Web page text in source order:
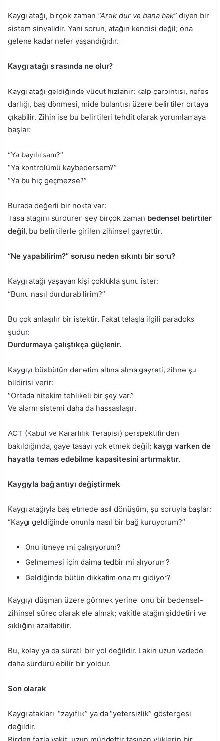
Kaygı atağı, birçok zaman “Artık dur ve bana bak” diyen bir
sistem sinyalidir. Yani sorun, atağın kendisi değil; ona
gelene kadar neler yaşandığıdır.
Kaygı atağı sırasında ne olur?
Kaygı atağı geldiğinde vücut hızlanır: kalp çarpıntısı, nefes
darlığı, baş dönmesi, mide bulantısı üzere belirtiler ortaya
çıkabilir. Zihin ise bu belirtileri tehdit olarak yorumlamaya
başlar:
“Ya bayılırsam?”
“Ya kontrolümü kaybedersem?”
“Ya bu hiç geçmezse?”
Burada değerli bir nokta var:
Tasa atağını sürdüren şey birçok zaman bedensel belirtiler
değil, bu belirtilerle girilen zihinsel gayrettir.
“Ne yapabilirim?” sorusu neden sıkıntı bir soru?
Kaygı atağı yaşayan kişi çoklukla şunu ister:
“Bunu nasıl durdurabilirim?”
Bu çok anlaşılır bir istektir. Fakat telaşla ilgili paradoks
şudur:
Durdurmaya çalıştıkça güçlenir.
Kaygıyı büsbütün denetim altına alma gayreti, zihne şu
bildirisi verir:
“Ortada nitekim tehlikeli bir şey var.”
Ve alarm sistemi daha da hassaslaşır.
ACT (Kabul ve Kararlılık Terapisi) perspektifinden
bakıldığında, gaye tasayı yok etmek değil; kaygı varken de
hayatla temas edebilme kapasitesini artırmaktır.
Kaygıyla bağlantıyı değiştirmek
Kaygı atağıyla baş etmede asıl dönüşüm, şu soruyla başlar:
“Kaygı geldiğinde onunla nasıl bir bağ kuruyorum?”
Onu itmeye mi çalışıyorum?
Gelmemesi için daima tedbir mi alıyorum?
Geldiğinde bütün dikkatim ona mı gidiyor?
Kaygıyı düşman üzere görmek yerine, onu bir bedensel-
zihinsel süreç olarak ele almak; vakitle atağın şiddetini ve
sıklığını azaltabilir.
Bu, kolay ya da süratli bir yol değildir. Lakin uzun vadede
daha sürdürülebilir bir yoldur.
Son olarak
Kaygı atakları, “zayıflık” ya da “yetersizlik” göstergesi
değildir.